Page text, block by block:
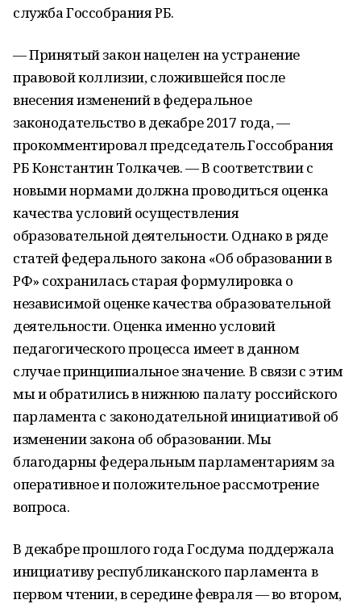
служба Госсобрания РБ.
— Принятый закон нацелен на устранение
правовой коллизии, сложившейся после
внесения изменений в федеральное
законодательство в декабре 2017 года, —
прокомментировал председатель Госсобрания
РБ Константин Толкачев. — В соответствии с
новыми нормами должна проводиться оценка
качества условий осуществления
образовательной деятельности. Однако в ряде
статей федерального закона «Об образовании в
РФ» сохранилась старая формулировка о
независимой оценке качества образовательной
деятельности. Оценка именно условий
педагогического процесса имеет в данном
случае принципиальное значение. В связи с этим
мы и обратились в нижнюю палату российского
парламента с законодательной инициативой об
изменении закона об образовании. Мы
благодарны федеральным парламентариям за
оперативное и положительное рассмотрение
вопроса.
В декабре прошлого года Госдума поддержала
инициативу республиканского парламента в
первом чтении, в середине февраля — во втором,